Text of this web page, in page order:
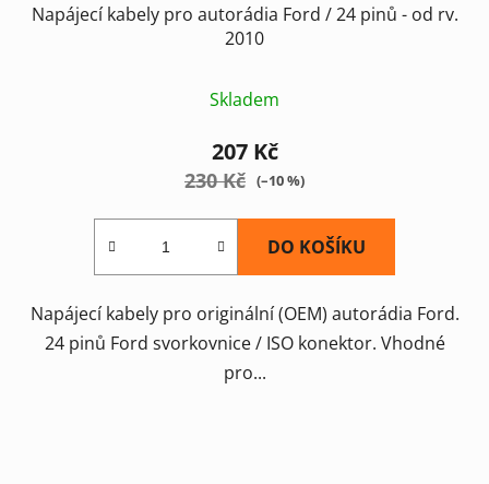
Napájecí kabely pro autorádia Ford / 24 pinů - od rv.
2010
Skladem
207 Kč
230 Kč (–10 %)
DO KOŠÍKU
Napájecí kabely pro originální (OEM) autorádia Ford.
24 pinů Ford svorkovnice / ISO konektor. Vhodné
pro...